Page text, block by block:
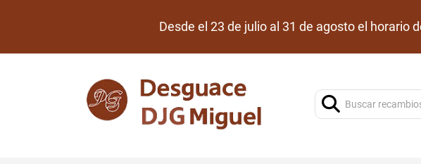
Desde el 23 de julio al 31 de agosto el horario